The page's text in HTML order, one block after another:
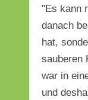
"Es kann
danach
hat,
sauberen
war in
und